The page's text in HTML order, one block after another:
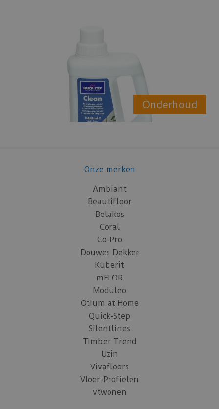
Onderhoud
Onze merken
Ambiant
Beautifloor
Belakos
Coral
Co-Pro
Douwes Dekker
Küberit
mFLOR
Moduleo
Otium at Home
Quick-Step
Silentlines
Timber Trend
Uzin
Vivafloors
Vloer-Profielen
vtwonen